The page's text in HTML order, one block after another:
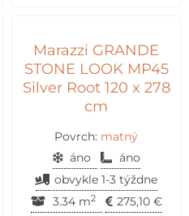
Marazzi GRANDE
STONE LOOK MP45
Silver Root 120 x 278
cm
Povrch: matný
áno
áno
obvykle 1-3 týždne
3.34 m2 275,10 €